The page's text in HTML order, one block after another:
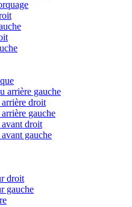
arrière gauche
droit
gauche
droit
gauche
droit
gauche